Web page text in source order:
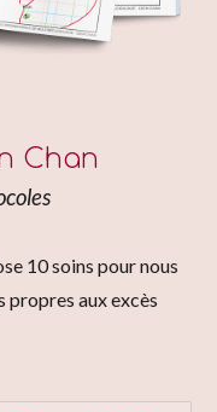
Chan
10 soins pour nous
propres aux excès